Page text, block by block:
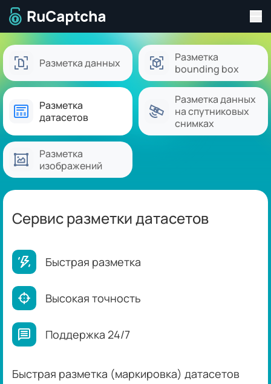
Перейти на главную страницу
Разметка данных
Разметка
bounding box
Разметка
датасетов
Разметка данных
на спутниковых
снимках
Разметка
изображений
Сервис разметки датасетов
Быстрая разметка
Высокая точность
Поддержка 24/7
Быстрая разметка (маркировка) датасетов